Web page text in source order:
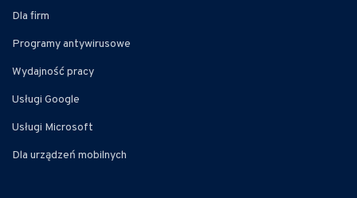
Dla firm
Programy antywirusowe
Wydajność pracy
Usługi Google
Usługi Microsoft
Dla urządzeń mobilnych